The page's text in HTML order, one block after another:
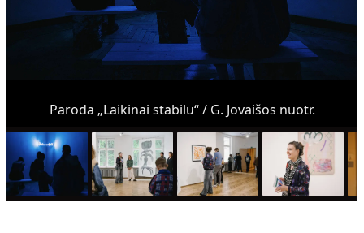
Paroda „Laikinai stabilu“ / G. Jovaišos nuotr.